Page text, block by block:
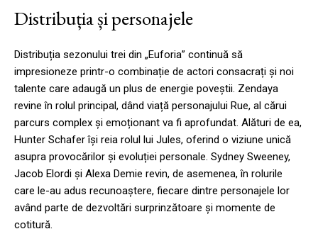
Distribuția și personajele
Distribuția sezonului trei din „Euforia” continuă să
impresioneze printr-o combinație de actori consacrați și noi
talente care adaugă un plus de energie poveștii. Zendaya
revine în rolul principal, dând viață personajului Rue, al cărui
parcurs complex și emoționant va fi aprofundat. Alături de ea,
Hunter Schafer își reia rolul lui Jules, oferind o viziune unică
asupra provocărilor și evoluției personale. Sydney Sweeney,
Jacob Elordi și Alexa Demie revin, de asemenea, în rolurile
care le-au adus recunoaștere, fiecare dintre personajele lor
având parte de dezvoltări surprinzătoare și momente de
cotitură.